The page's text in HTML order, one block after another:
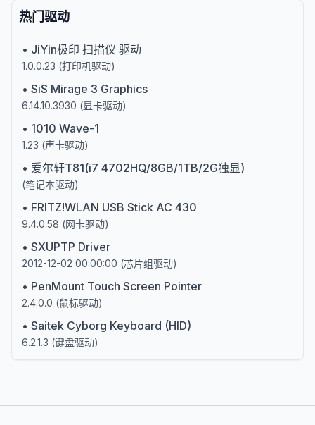
热门驱动
• JiYin极印 扫描仪 驱动
1.0.0.23 (打印机驱动)
• SiS Mirage 3 Graphics
6.14.10.3930 (显卡驱动)
• 1010 Wave-1
1.23 (声卡驱动)
• 爱尔轩T81(i7 4702HQ/8GB/1TB/2G独显)
(笔记本驱动)
• FRITZ!WLAN USB Stick AC 430
9.4.0.58 (网卡驱动)
• SXUPTP Driver
2012-12-02 00:00:00 (芯片组驱动)
• PenMount Touch Screen Pointer
2.4.0.0 (鼠标驱动)
• Saitek Cyborg Keyboard (HID)
6.2.1.3 (键盘驱动)